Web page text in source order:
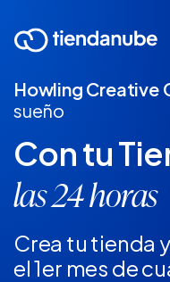
Howling Creative
sueño
Con tu
las 24 horas
Crea tu tienda
el 1er mes de